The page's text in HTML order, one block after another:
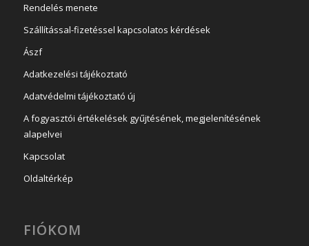
Rendelés menete
Szállítással-fizetéssel kapcsolatos kérdések
Ászf
Adatkezelési tájékoztató
Adatvédelmi tájékoztató új
A fogyasztói értékelések gyűjtésének, megjelenítésének
alapelvei
Kapcsolat
Oldaltérkép
FIÓKOM